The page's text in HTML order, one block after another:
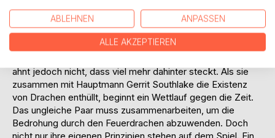
Eine rätselhafte Mission führt Samanta in die Reihen ihrer
Feinde. Sie schleicht sich mit ihren engsten Freunden bei
einer Mission ein, die den undurchdringlichen Wald
erforschen soll. Ihr Auftrag: Eine mysteriöse Macht
ahnt jedoch nicht, dass viel mehr dahinter steckt. Als sie
zusammen mit Hauptmann Gerrit Southlake die Existenz
von Drachen enthüllt, beginnt ein Wettlauf gegen die Zeit.
Das ungleiche Paar muss zusammenarbeiten, um die
Bedrohung durch den Feuerdrachen abzuwenden. Doch
ABLEHNEN ANPASSEN
ALLE AKZEPTIEREN